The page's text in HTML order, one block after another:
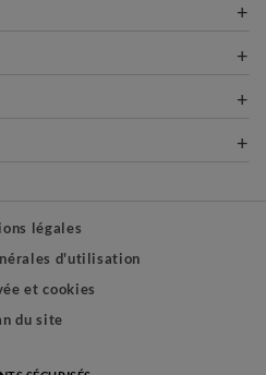
légales
d'utilisation
et cookies
du site